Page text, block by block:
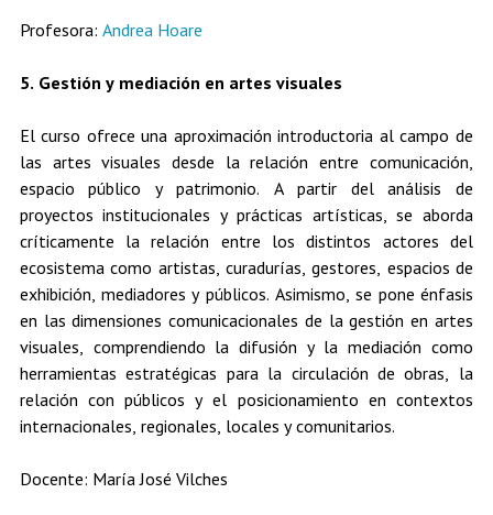
Profesora: Andrea Hoare
5. Gestión y mediación en artes visuales
El curso ofrece una aproximación introductoria al campo de
las artes visuales desde la relación entre comunicación,
espacio público y patrimonio. A partir del análisis de
proyectos institucionales y prácticas artísticas, se aborda
críticamente la relación entre los distintos actores del
ecosistema como artistas, curadurías, gestores, espacios de
exhibición, mediadores y públicos. Asimismo, se pone énfasis
en las dimensiones comunicacionales de la gestión en artes
visuales, comprendiendo la difusión y la mediación como
herramientas estratégicas para la circulación de obras, la
relación con públicos y el posicionamiento en contextos
internacionales, regionales, locales y comunitarios.
Docente: María José Vilches